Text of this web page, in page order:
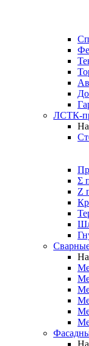
ЛСТК-
Σ
Z